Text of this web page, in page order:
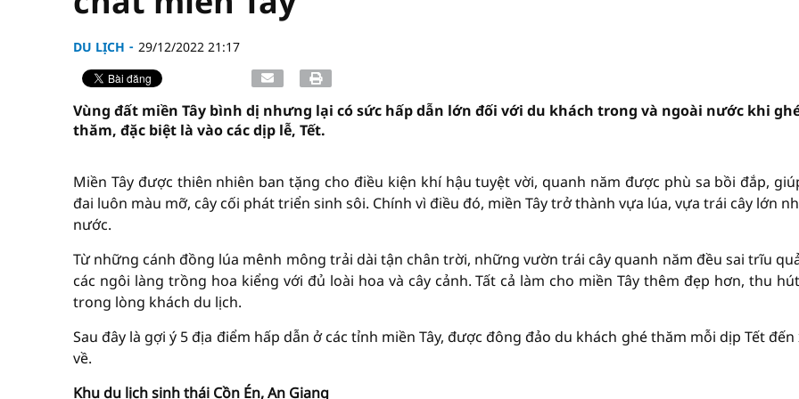
DU LỊCH 29/12/2022 21:17
Vùng đất miền Tây bình dị nhưng lại có sức hấp dẫn lớn đối với du khách trong và ngoài nước khi
thăm, đặc biệt là vào các dịp lễ, Tết.
Miền Tây được thiên nhiên ban tặng cho điều kiện khí hậu tuyệt vời, quanh năm được phù sa bồi đắp,
đai luôn màu mỡ, cây cối phát triển sinh sôi. Chính vì điều đó, miền Tây trở thành vựa lúa, vựa trái cây lớn
nước.
Từ những cánh đồng lúa mênh mông trải dài tận chân trời, những vườn trái cây quanh năm đều sai trĩu
các ngôi làng trồng hoa kiểng với đủ loài hoa và cây cảnh. Tất cả làm cho miền Tây thêm đẹp hơn, thu
trong lòng khách du lịch.
Sau đây là gợi ý 5 địa điểm hấp dẫn ở các tỉnh miền Tây, được đông đảo du khách ghé thăm mỗi dịp Tết đến
về.
Khu du lịch sinh thái Cồn Én, An Giang